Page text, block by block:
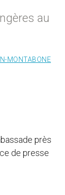
au
MONTABONE
près
de presse